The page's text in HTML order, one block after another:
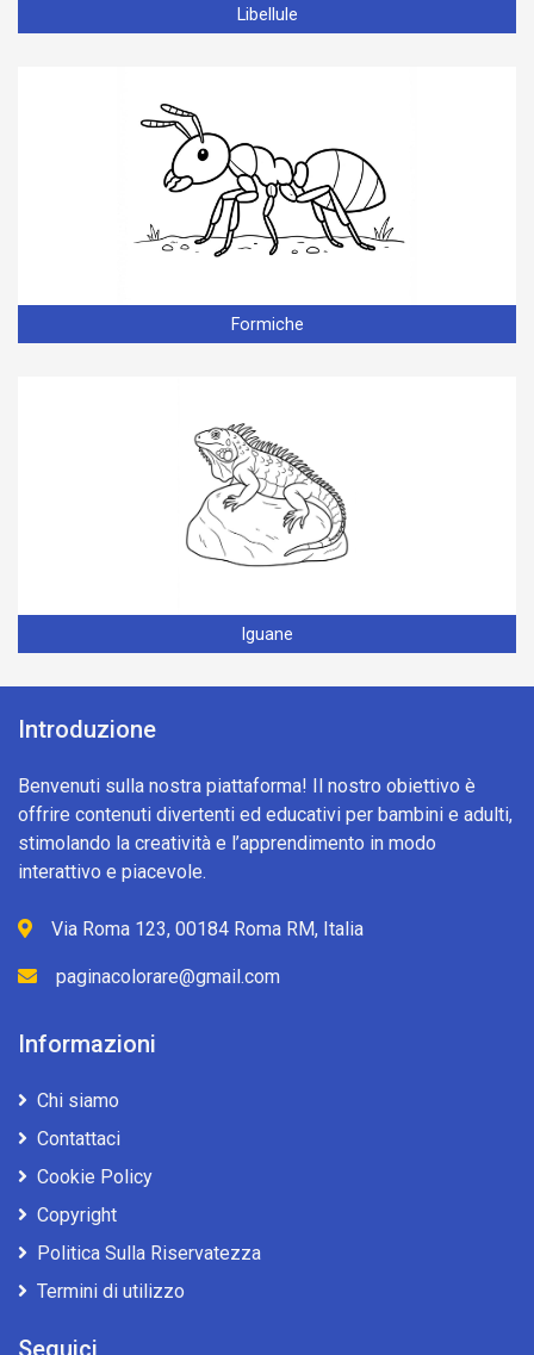
Libellule
Formiche
Iguane
Introduzione
Benvenuti sulla nostra piattaforma! Il nostro obiettivo è
offrire contenuti divertenti ed educativi per bambini e adulti,
stimolando la creatività e l’apprendimento in modo
interattivo e piacevole.
Via Roma 123, 00184 Roma RM, Italia
paginacolorare@gmail.com
Informazioni
Chi siamo
Contattaci
Cookie Policy
Copyright
Politica Sulla Riservatezza
Termini di utilizzo